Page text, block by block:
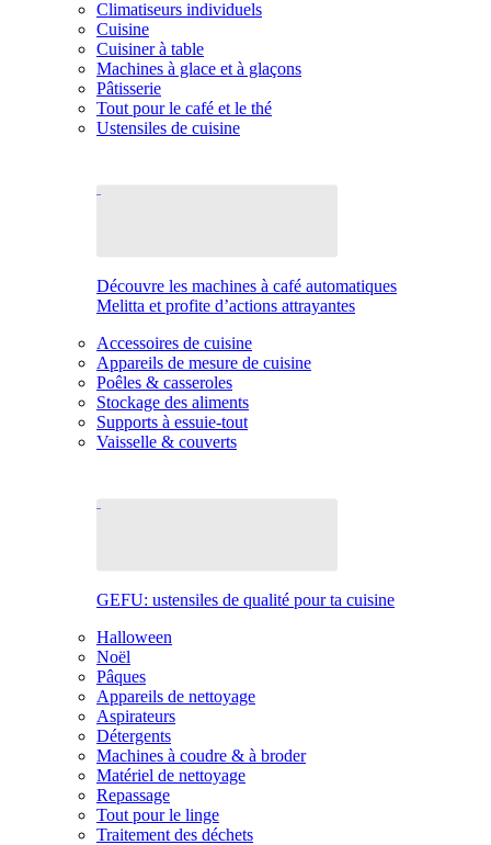
Climatiseurs individuels
Cuisine
Cuisiner à table
Machines à glace et à glaçons
Pâtisserie
Tout pour le café et le thé
Ustensiles de cuisine
Découvre les machines à café automatiques
Melitta et profite d’actions attrayantes
Accessoires de cuisine
Appareils de mesure de cuisine
Poêles & casseroles
Stockage des aliments
Supports à essuie-tout
Vaisselle & couverts
GEFU: ustensiles de qualité pour ta cuisine
Halloween
Noël
Pâques
Appareils de nettoyage
Aspirateurs
Détergents
Machines à coudre & à broder
Matériel de nettoyage
Repassage
Tout pour le linge
Traitement des déchets